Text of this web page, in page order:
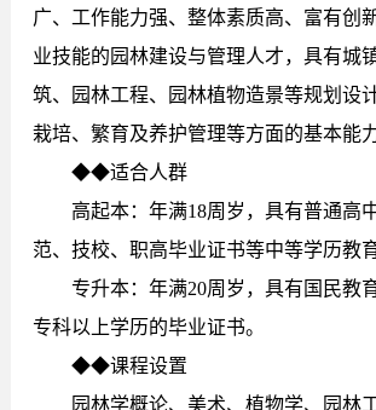
广、工作能力强、整体素质高、富有创
业技能的园林建设与管理人才，具有城
筑、园林工程、园林植物造景等规划设
栽培、繁育及养护管理等方面的基本能力
◆◆适合人群
高起本：年满18周岁，具有普通高
范、技校、职高毕业证书等中等学历教
专升本：年满20周岁，具有国民教
专科以上学历的毕业证书。
◆◆课程设置
园林学概论、美术、植物学、园林